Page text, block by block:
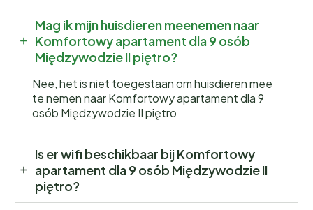
Mag ik mijn huisdieren meenemen naar
Komfortowy apartament dla 9 osób
Międzywodzie II piętro?
Nee, het is niet toegestaan om huisdieren mee
te nemen naar Komfortowy apartament dla 9
osób Międzywodzie II piętro
Is er wifi beschikbaar bij Komfortowy
apartament dla 9 osób Międzywodzie II
piętro?